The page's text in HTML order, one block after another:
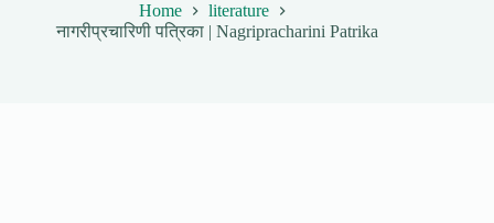
Home
literature
नागरीप्रचारिणी पत्रिका | Nagripracharini Patrika